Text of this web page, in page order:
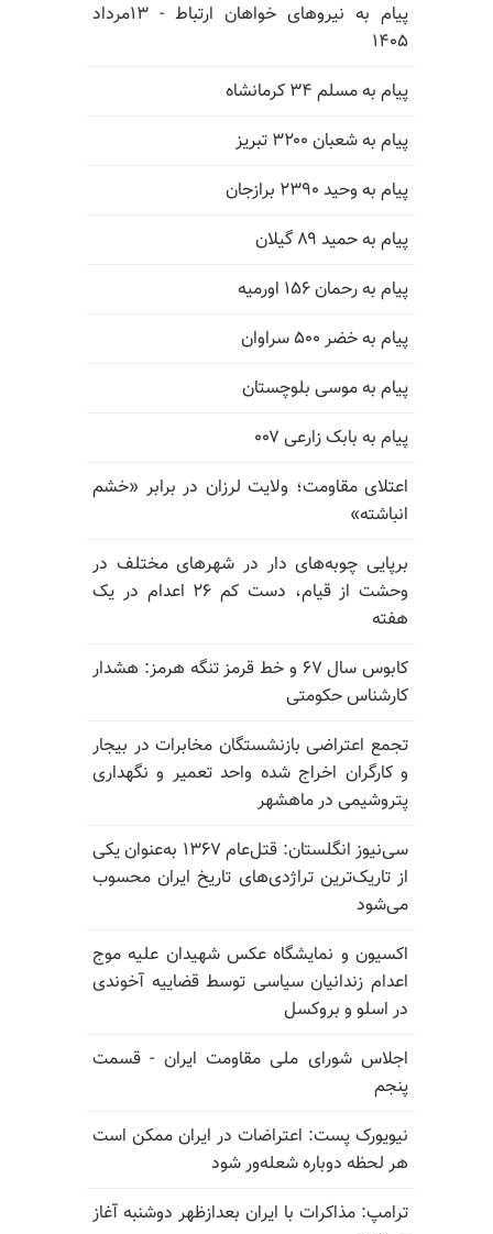
پیام به نیروهای خواهان ارتباط - ۱۳مرداد
۱۴۰۵
پیام به مسلم ۳۴ کرمانشاه
پیام به شعبان ۳۲۰۰ تبریز
پیام به وحید ۲۳۹۰ برازجان
پیام به حمید ۸۹ گیلان
پیام به رحمان ۱۵۶ اورمیه
پیام به خضر ۵۰۰ سراوان
پیام به موسی بلوچستان
پیام به بابک زارعی ۰۰۷
اعتلای مقاومت؛ ولایت لرزان در برابر «خشم
انباشته»
برپایی چوبه‌های دار در شهرهای مختلف در
وحشت از قیام، دست کم ۲۶ اعدام در یک
هفته
کابوس سال ۶۷ و خط قرمز تنگه هرمز: هشدار
کارشناس حکومتی
تجمع اعتراضی بازنشستگان مخابرات در بیجار
و کارگران اخراج شده واحد تعمیر و نگهداری
پتروشیمی در ماهشهر
سی‌نیوز انگلستان: قتل‌عام ۱۳۶۷ به‌عنوان یکی
از تاریک‌ترین تراژدی‌های تاریخ ایران محسوب
می‌شود
اکسیون و نمایشگاه عکس شهیدان علیه موج
اعدام زندانیان سیاسی توسط قضاییه آخوندی
در اسلو و بروکسل
اجلاس شورای ملی مقاومت ایران - قسمت
پنجم
نیویورک پست: اعتراضات در ایران ممکن است
هر لحظه دوباره شعله‌ور شود
ترامپ: مذاکرات با ایران بعدازظهر دوشنبه آغاز